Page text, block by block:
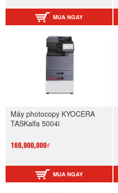
MUA NGAY
Máy photocopy KYOCERA
TASKalfa 5004i
169,900,000₫
MUA NGAY